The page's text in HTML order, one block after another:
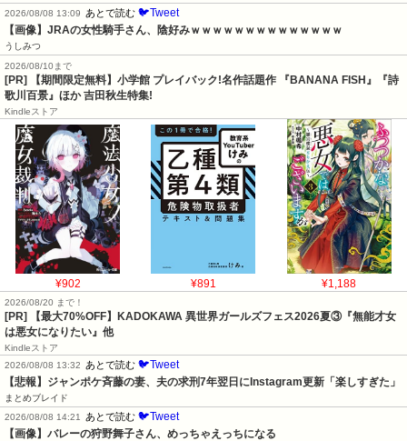
2026/08/08 13:09 あとで読む 🐦Tweet
【画像】JRAの女性騎手さん、陰好みｗｗｗｗｗｗｗｗｗｗｗｗｗｗ
うしみつ
2026/08/10まで
[PR] 【期間限定無料】小学館 プレイバック!名作話題作 『BANANA FISH』『詩
歌川百景』ほか 吉田秋生特集!
Kindleストア
¥902 ¥891 ¥1,188
2026/08/20 まで！
[PR] 【最大70%OFF】KADOKAWA 異世界ガールズフェス2026夏③『無能才女
は悪女になりたい』他
Kindleストア
2026/08/08 13:32
あとで読む 🐦Tweet
【悲報】ジャンポケ斉藤の妻、夫の求刑7年翌日にInstagram更新「楽しすぎた」
まとめブレイド
2026/08/08 14:21
あとで読む 🐦Tweet
【画像】バレーの狩野舞子さん、めっちゃえっちになる